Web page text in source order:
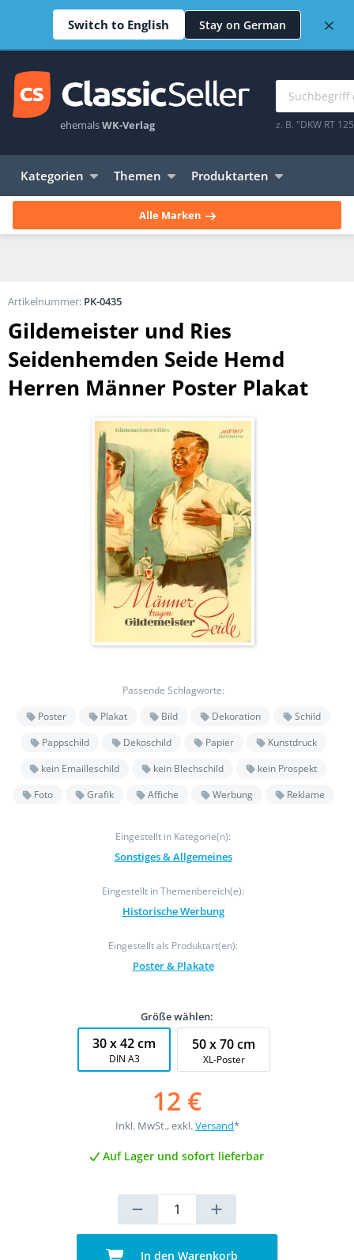
Switch to English Stay on German ×
ehemalsWK-Verlag z. B. "DKW RT
Kategorien Themen Produktarten
Alle Marken
Gildemeister und Ries
Seidenhemden Seide Hemd
Herren Männer Poster Plakat
Passende Schlagworte:
Poster
Plakat Bild Dekoration
Schild
Pappschild
Dekoschild Papier
Kunstdruck
kein Emailleschild
kein Blechschild
kein Prospekt
Foto
Grafik Affiche Werbung Reklame
Eingestellt in Kategorie(n):
Sonstiges & Allgemeines
Eingestellt in Themenbereich(e):
Historische Werbung
Eingestellt als Produktart(en):
Poster & Plakate
Artikelnummer: PK-0435
Größe wählen:
30 x 42 cm
DIN A3
50 x 70 cm
XL-Poster
12 €
Inkl. MwSt., exkl.Versand*
Auf Lager und sofort lieferbar
In den Warenkorb